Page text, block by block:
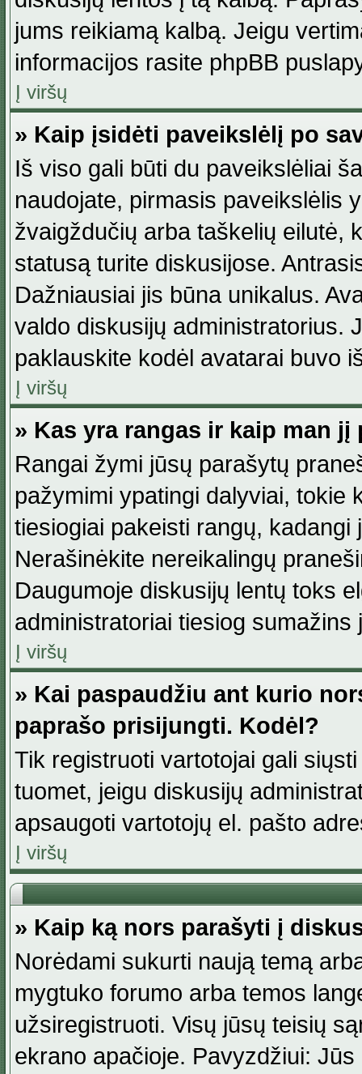
jums reikiamą kalbą. Jeigu
informacijos rasite phpBB
Į viršų
» Kaip įsidėti paveikslėlį po
Iš viso gali būti du paveikslėliai
naudojate, pirmasis paveikslėlis
žvaigždučių arba taškelių eilutė,
statusą turite diskusijose.
Dažniausiai jis būna unikalus.
valdo diskusijų administratorius.
paklauskite kodėl avatarai buvo
Į viršų
» Kas yra rangas ir kaip man jį
Rangai žymi jūsų parašytų
pažymimi ypatingi dalyviai, tokie
tiesiogiai pakeisti rangų,
Nerašinėkite nereikalingų
Daugumoje diskusijų lentų toks
administratoriai tiesiog
Į viršų
» Kai paspaudžiu ant kurio
paprašo prisijungti. Kodėl?
Tik registruoti vartotojai gali
tuomet, jeigu diskusijų
apsaugoti vartotojų el. pašto
Į viršų
» Kaip ką nors parašyti į
Norėdami sukurti naują temą
mygtuko forumo arba temos
užsiregistruoti. Visų jūsų teisių
ekrano apačioje. Pavyzdžiui: